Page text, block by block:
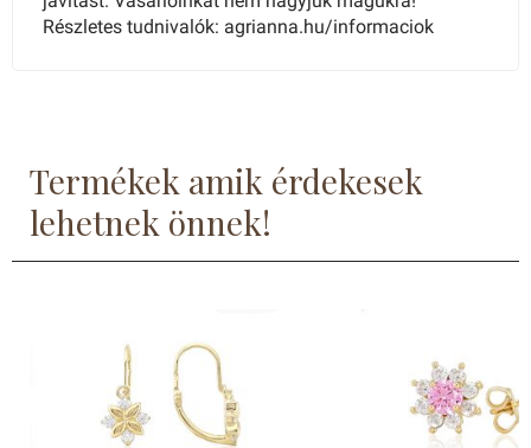
Részletes tudnivalók: agrianna.hu/informaciok
Termékek amik érdekesek
lehetnek önnek!